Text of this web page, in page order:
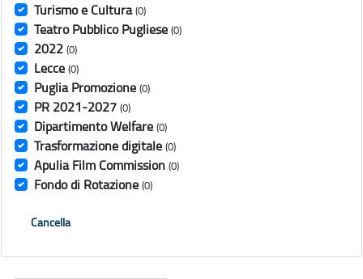
Turismo e Cultura (0)
Teatro Pubblico Pugliese (0)
2022 (0)
Lecce (0)
Puglia Promozione (0)
PR 2021-2027 (0)
Dipartimento Welfare (0)
Trasformazione digitale (0)
Apulia Film Commission (0)
Fondo di Rotazione (0)
Cancella